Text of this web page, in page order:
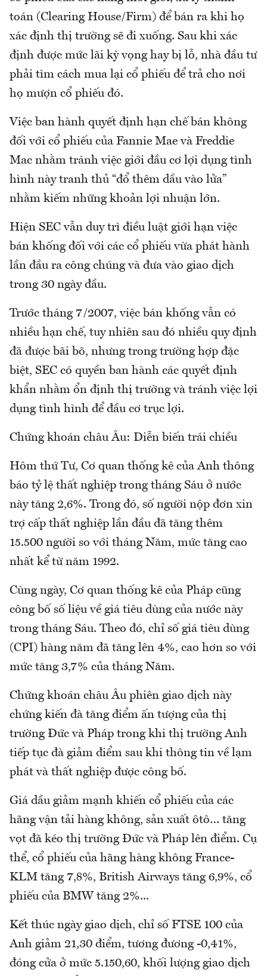
toán (Clearing House/Firm) để bán ra khi họ
xác định thị trường sẽ đi xuống. Sau khi xác
định được mức lãi kỳ vọng hay bị lỗ, nhà đầu tư
phải tìm cách mua lại cổ phiếu để trả cho nơi
họ mượn cổ phiếu đó.
Việc ban hành quyết định hạn chế bán không
đối với cổ phiếu của Fannie Mae và Freddie
Mac nhằm tránh việc giới đầu cơ lợi dụng tình
hình này tranh thủ “đổ thêm dầu vào lửa”
nhằm kiếm những khoản lợi nhuận lớn.
Hiện SEC vẫn duy trì điều luật giới hạn việc
bán khống đối với các cổ phiếu vừa phát hành
lần đầu ra công chúng và đưa vào giao dịch
trong 30 ngày đầu.
Trước tháng 7/2007, việc bán khống vẫn có
nhiều hạn chế, tuy nhiên sau đó nhiều quy định
đã được bãi bõ, nhưng trong trường hợp đặc
biệt, SEC có quyền ban hành các quyết định
khẩn nhằm ổn định thị trường và tránh việc lợi
dụng tình hình để đầu cơ trục lợi.
Chứng khoán châu Âu: Diễn biến trái chiều
Hôm thứ Tư, Cơ quan thống kê của Anh thông
báo tỷ lệ thất nghiệp trong tháng Sáu ở nước
này tăng 2,6%. Trong đó, số người nộp đơn xin
trợ cấp thất nghiệp lần đầu đã tăng thêm
15.500 người so với tháng Năm, mức tăng cao
nhất kể từ năm 1992.
Cùng ngày, Cơ quan thống kê của Pháp cũng
công bố số liệu về giá tiêu dùng của nước này
trong tháng Sáu. Theo đó, chỉ số giá tiêu dùng
(CPI) hàng năm đã tăng lên 4%, cao hơn so với
mức tăng 3,7% của tháng Năm.
Chứng khoán châu Âu phiên giao dịch này
chứng kiến đà tăng điểm ấn tượng của thị
trường Đức và Pháp trong khi thị trường Anh
tiếp tục đà giảm điểm sau khi thông tin về lạm
phát và thất nghiệp được công bố.
Giá dầu giảm mạnh khiến cổ phiếu của các
hãng vận tải hàng không, sản xuất ôtô… tăng
vọt đã kéo thị trường Đức và Pháp lên điểm. Cụ
thể, cổ phiếu của hãng hàng không France-
KLM tăng 7,8%, British Airways tăng 6,9%, cổ
phiếu của BMW tăng 2%...
Kết thúc ngày giao dịch, chỉ số FTSE 100 của
Anh giảm 21,30 điểm, tương đương -0,41%,
đóng cửa ở mức 5.150,60, khối lượng giao dịch